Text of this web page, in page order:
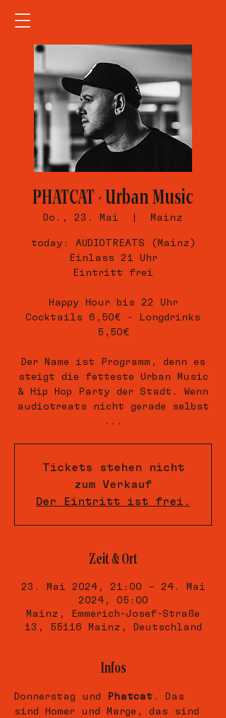
PHATCAT - Urban Music
Do., 23. Mai Mainz
today: AUDIOTREATS (Mainz)
Einlass 21 Uhr
Eintritt frei
Happy Hour bis 22 Uhr
Cocktails 6,50€ - Longdrinks
5,50€
Der Name ist Programm, denn es
steigt die fetteste Urban Music
& Hip Hop Party der Stadt. Wenn
audiotreats nicht gerade selbst
...
Tickets stehen nicht
zum Verkauf
Der Eintritt ist frei.
Zeit & Ort
23. Mai 2024, 21:00 – 24. Mai
2024, 05:00
Mainz, Emmerich-Josef-Straße
13, 55116 Mainz, Deutschland
Infos
Donnerstag und Phatcat . Das
sind Homer und Marge, das sind